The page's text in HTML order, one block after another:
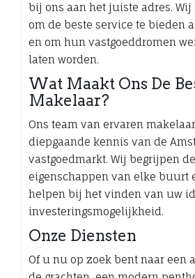
bij ons aan het juiste adres.
om de beste service te bieden
en om hun vastgoeddromen
laten worden.
Wat Maakt Ons De
Makelaar?
Ons team van ervaren
diepgaande kennis van de
vastgoedmarkt. Wij begrijpen
eigenschappen van elke buurt
helpen bij het vinden van uw
investeringsmogelijkheid.
Onze Diensten
Of u nu op zoek bent naar een